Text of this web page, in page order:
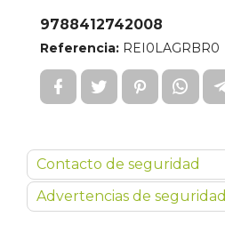
9788412742008
Referencia: REI0LAGRBR0
Contacto de seguridad
Advertencias de seguridad